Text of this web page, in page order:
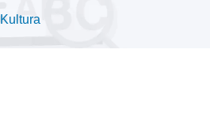
Kultura